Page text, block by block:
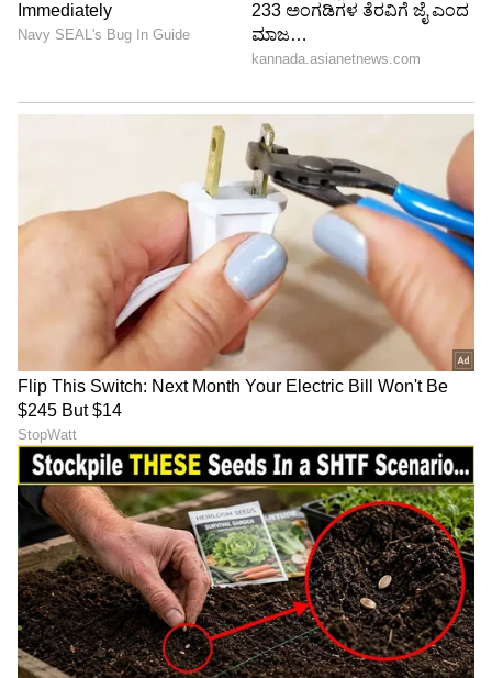
ABOUT THE AUTHOR
Sushma Hegde
ಸುವರ್ಣ ನ್ಯೂಸ್ ಸುದ್ದಿ ಮಾಧ್ಯಮದ ಡಿಜಿಟಲ್ ವಿಭಾಗದಲ್ಲಿ ಕಳೆದ
ಮೂರು ವರ್ಷಗಳಿಂದ ಕೆಲಸ ಮಾಡುತ್ತಿದ್ದೇನೆ. ದೃಶ್ಯ ಮಾಧ್ಯಮ,
ಡಿಜಿಟಲ್‌ ಮಾಧ್ಯಮದಲ್ಲಿ 5 ವರ್ಷ ಕೆಲಸ ಮಾಡಿದ ಅನುಭವವಿದೆ.
SDM ಉಜಿರೆಯಲ್ಲಿ ಪತ್ರಿಕೋದ್ಯಮದ ಸ್ನಾತಕೋತ್ತರ ಪದವಿ.
ಸುದ್ದಿಲೋಕದಲ್ಲಿ ರಾಜಕೀಯ, ದೇಶ, ಜ್ಯೋತಿಷ್ಯ, ಜೀವನಶೈಲಿ,
ವಾಣಿಜ್ಯ, ಕ್ರೈಂ ಸುದ್ದಿಗಳಲ್ಲಿ ಆಸಕ್ತಿ.
ವ್ಯವಹಾರ ಮದುವೆ ಹಣ (Hana) ಸಂಬಂಧಗಳು
ವ್ಯವಹಾರ (business ideas in kannada) ,
ಬ್ಯಾಂಕಿಂಗ್ (Banking News), ಹಣಕಾಸು, ಭಾರತೀಯ
ಆರ್ಥಿಕತೆ, ಜಾಗತಿಕ ಮಾರುಕಟ್ಟೆ,ಷೇರು ಮಾರುಕಟ್ಟೆ,
ಹೂಡಿಕೆ ಸೇರಿದಂತೆ ಇನ್ನಿತರ ಮತ್ತು ಇತ್ತೀಚಿನ ಹಣಕಾಸಿನ
ಸುದ್ದಿಗಳನ್ನು ಏಷ್ಯಾನೆಟ್ ಸುವರ್ಣ ನ್ಯೂಸ್‌ನಲ್ಲಿ ಓದಿರಿ.